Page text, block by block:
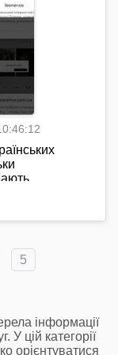
України. В
кожен
5
інформації
У цій категорії
орієнтуватися